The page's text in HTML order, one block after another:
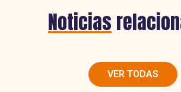
Noticias
VER TODAS